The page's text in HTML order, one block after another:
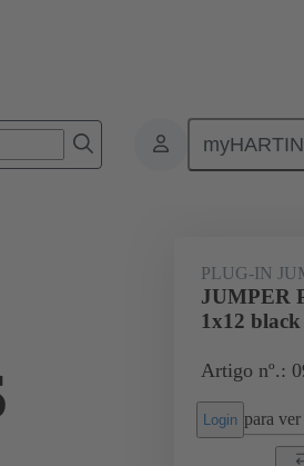
Accessories Han® ES Press
PLUG-IN
JUMPER
1x12
Artigo nº.:
Login para